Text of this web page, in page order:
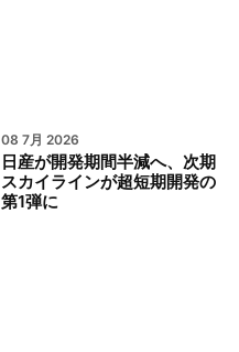
08 7月 2026
日産が開発期間半減へ、次期
スカイラインが超短期開発の
第1弾に